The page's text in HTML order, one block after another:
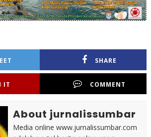
SHARE
IT COMMENT
About jurnalissumbar
Media online www.jurnalissumbar.com